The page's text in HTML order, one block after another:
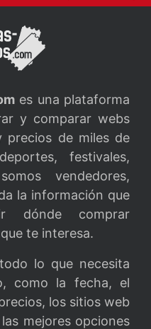
es una plataforma
y comparar webs
precios de miles de
festivales,
vendedores,
la información que
dónde comprar
te interesa.
lo que necesita
como la fecha, el
los sitios web
mejores opciones